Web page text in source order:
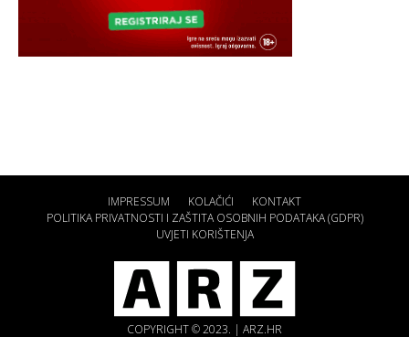
IMPRESSUM KOLAČIĆI
KONTAKT
POLITIKA PRIVATNOSTI I ZAŠTITA OSOBNIH PODATAKA (GDPR)
UVJETI KORIŠTENJA
COPYRIGHT © 2023. | ARZ.HR